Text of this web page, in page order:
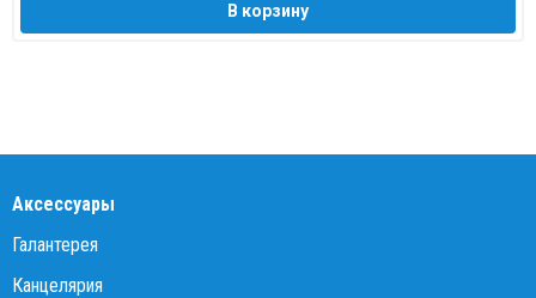
В корзину
Аксессуары
Галантерея
Канцелярия